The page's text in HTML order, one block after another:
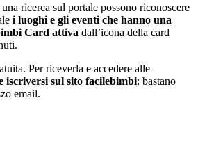
ricerca sul portale possono riconoscere
i luoghi e gli eventi che hanno una
Card attiva dall’icona della card
Per riceverla e accedere alle
iscriversi sul sito facilebimbi: bastano
email.